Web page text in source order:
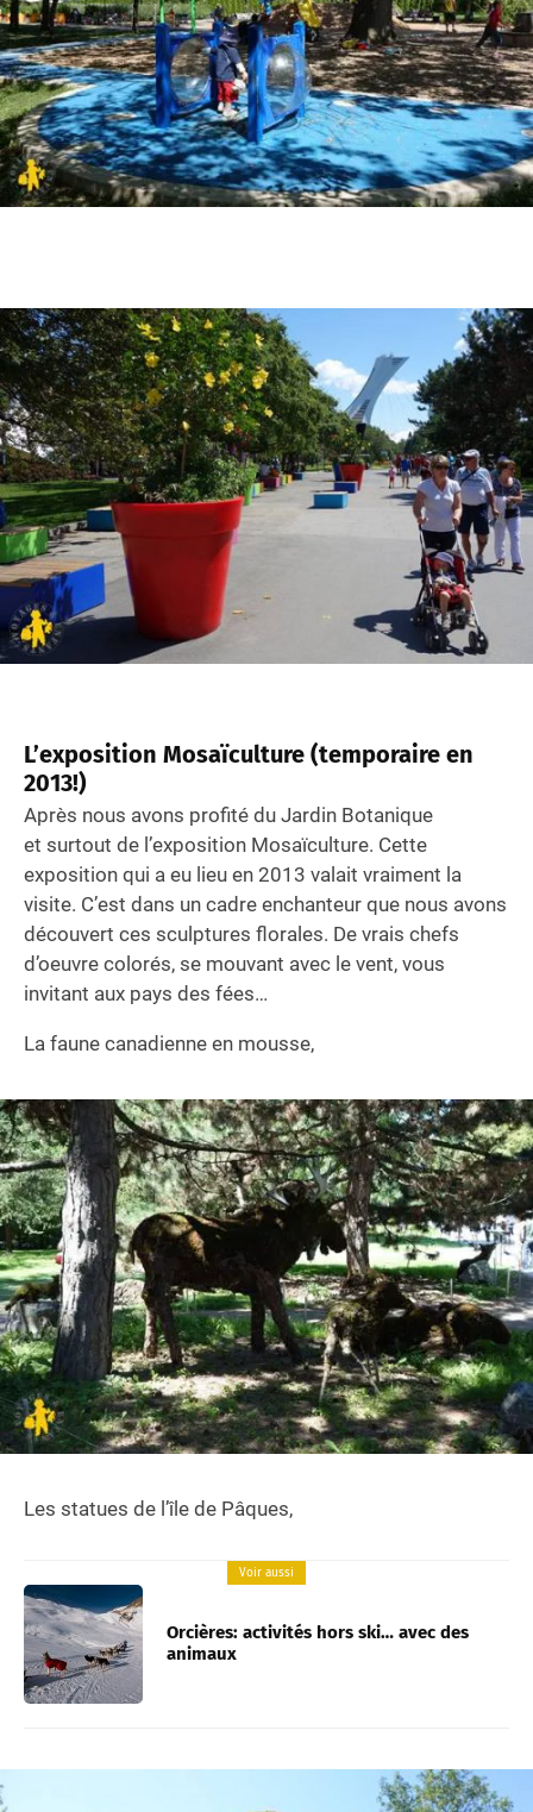
L’exposition Mosaïculture (temporaire en
2013!)
Après nous avons profité du Jardin Botanique
et surtout de l’exposition Mosaïculture. Cette
exposition qui a eu lieu en 2013 valait vraiment la
visite. C’est dans un cadre enchanteur que nous avons
découvert ces sculptures florales. De vrais chefs
d’oeuvre colorés, se mouvant avec le vent, vous
invitant aux pays des fées…
La faune canadienne en mousse,
Les statues de l’île de Pâques,
Voir aussi
Orcières: activités hors ski… avec des
animaux